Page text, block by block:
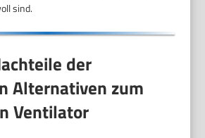
sind.
der
Alternativen zum
Ventilator